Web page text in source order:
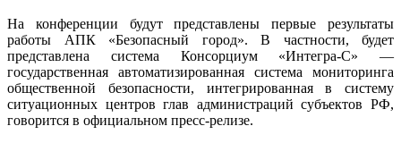
На конференции будут представлены первые результаты
работы АПК «Безопасный город». В частности, будет
представлена система Консорциум «Интегра-С» —
государственная автоматизированная система мониторинга
общественной безопасности, интегрированная в систему
ситуационных центров глав администраций субъектов РФ,
говорится в официальном пресс-релизе.